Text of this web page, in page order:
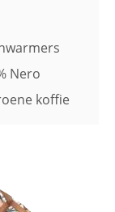
Nero
koffie